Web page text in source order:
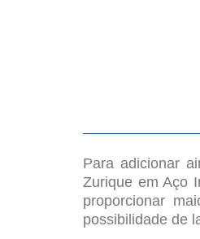
Para adicionar
Zurique em Aço
proporcionar
possibilidade de